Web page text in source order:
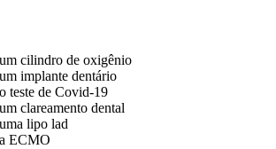
cilindro de oxigênio
implante dentário
teste de Covid-19
clareamento dental
lipo lad
ECMO